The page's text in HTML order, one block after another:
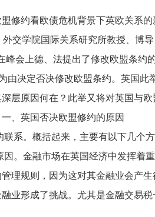
修约看欧债危机背景下英欧关系的
外交学院国际关系研究所教授、博导
会上德、法提出了修改欧盟条约
由决定否决修改欧盟条约。英国
原因何在？此举又将对英国与
一、英国否决欧盟修约的原因
。概括起来，主要有以下几个方
金融市场在英国经济中发挥着
理规则，因为这对其金融业会产
业形成了挑战。尤其是金融交易